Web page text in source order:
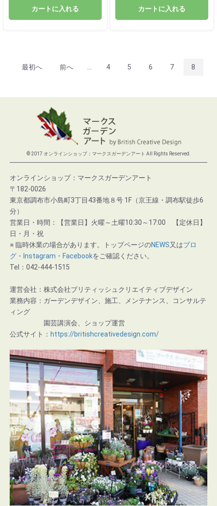
カートに入れる カートに入れる
最初へ 前へ 4 5 6 7 8
© 2017 オンラインショップ：マークスガーデンアート All Rights Reserved.
オンラインショップ：マークスガーデンアート
〒182-0026
東京都調布市小島町3丁目43番地８号 1F（京王線・調布駅徒歩6
分）
営業日・時間：【営業日】火曜～土曜10:30～17:00 【定休日】
日・月・祝
※ 臨時休業の場合があります。トップページのNEWS又はブロ
グ ・ Instagram ・ Facebookをご確認ください。
Tel：042-444-1515
運営会社：株式会社ブリティッシュクリエイティブデザイン
業務内容：ガーデンデザイン、施工、メンテナンス、コンサルテ
ィング
園芸講演会、ショップ運営
公式サイト： https://britishcreativedesign.com/